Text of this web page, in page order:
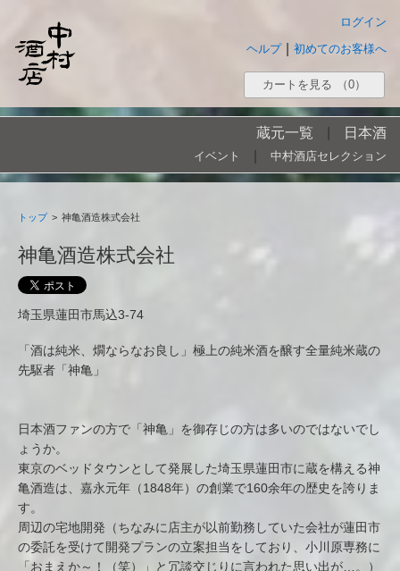
ログイン
初めてのお客様へ
ヘルプ
カートを見る （0）
蔵元一覧 日本酒
イベント 中村酒店セレクション
トップ > 神亀酒造株式会社
神亀酒造株式会社
埼玉県蓮田市馬込3-74
「酒は純米、燗ならなお良し」極上の純米酒を醸す全量純米蔵の
先駆者「神亀」
日本酒ファンの方で「神亀」を御存じの方は多いのではないでし
ょうか。
東京のベッドタウンとして発展した埼玉県蓮田市に蔵を構える神
亀酒造は、嘉永元年（1848年）の創業で160余年の歴史を誇りま
す。
周辺の宅地開発（ちなみに店主が以前勤務していた会社が蓮田市
の委託を受けて開発プランの立案担当をしており、小川原専務に
「おまえか～！（笑）」と冗談交じりに言われた思い出が…。）